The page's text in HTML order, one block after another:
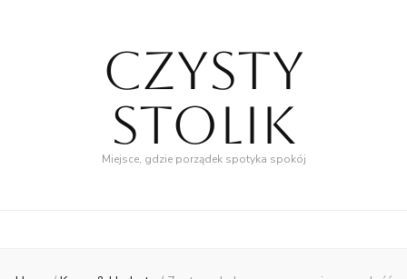
Czysty
Stolik
Miejsce, gdzie porządek spotyka spokój